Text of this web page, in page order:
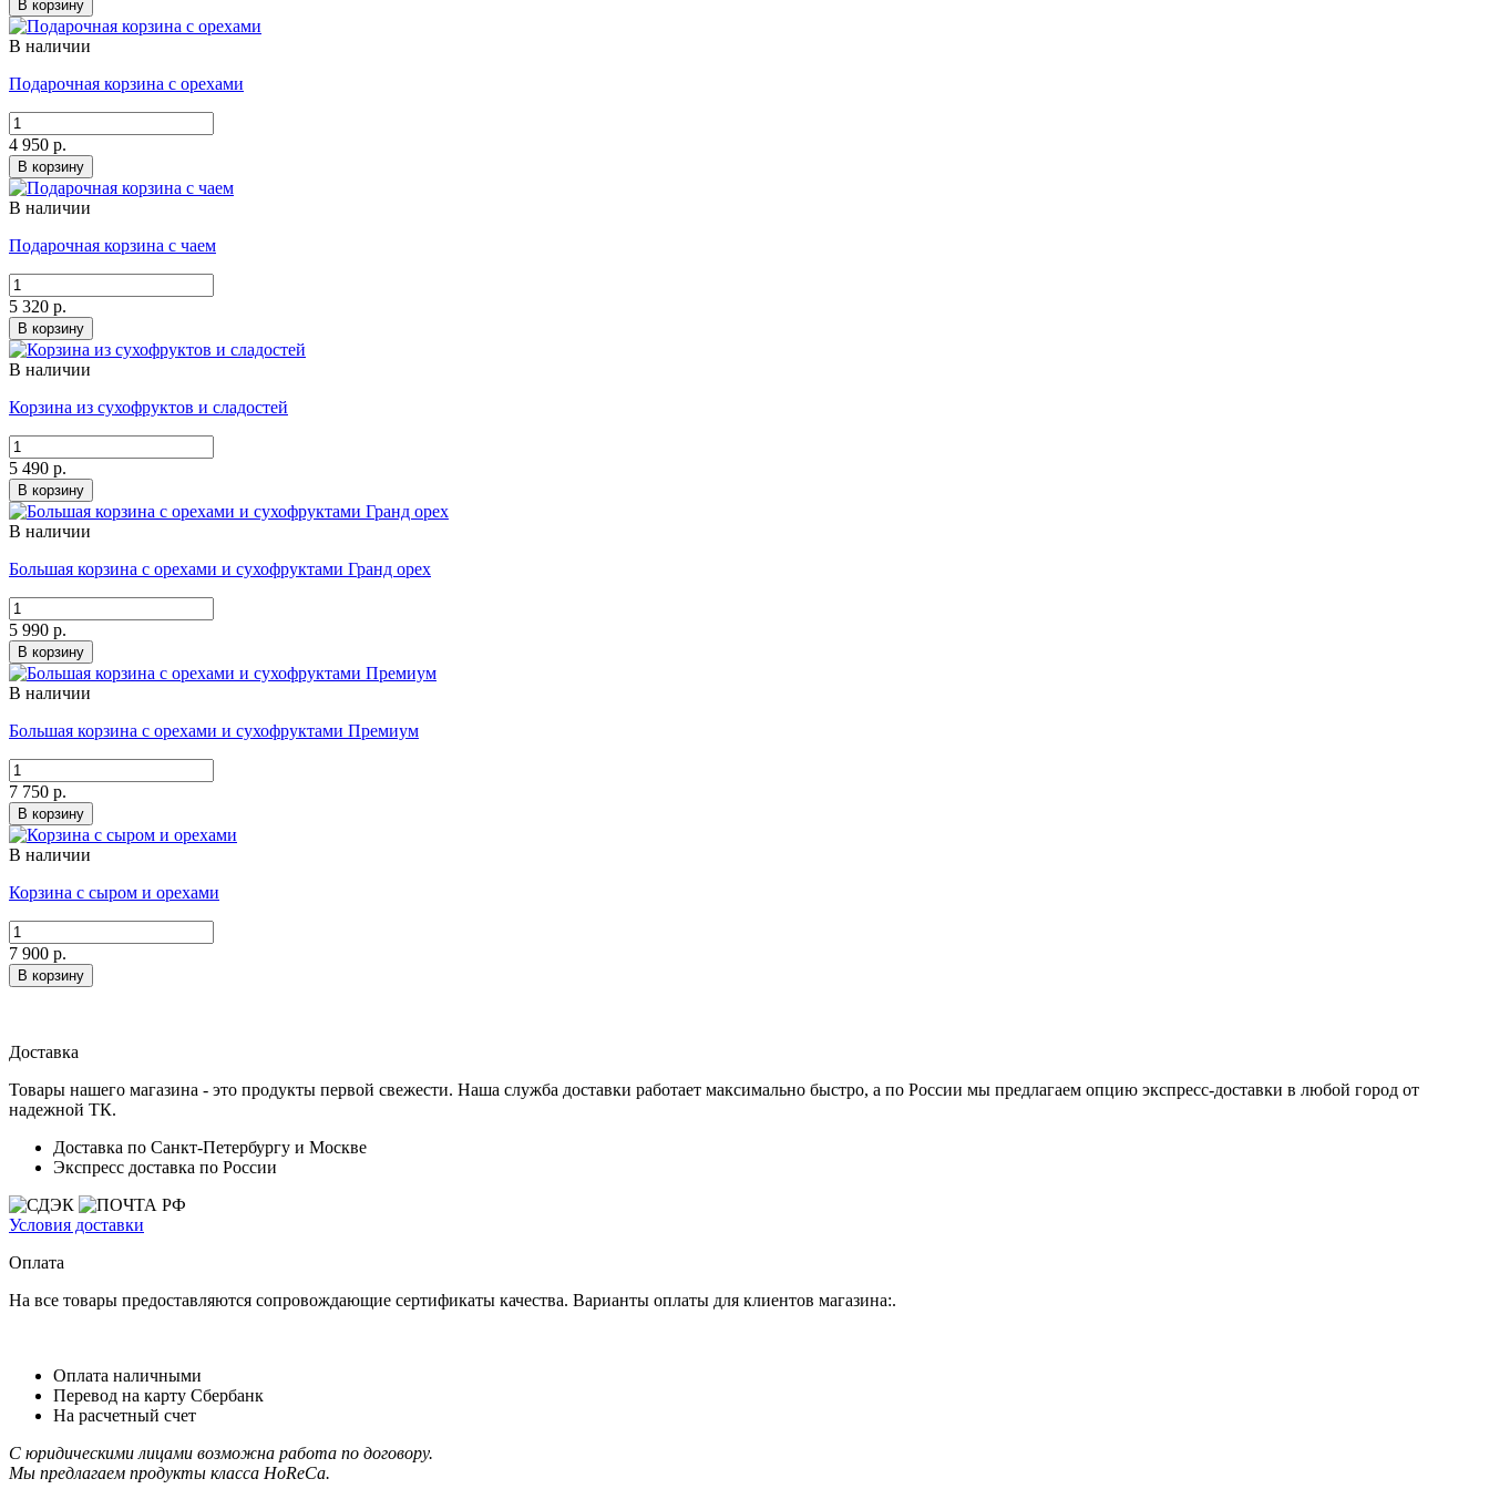
В корзину
В наличии
Подарочная корзина с орехами
4 950 р.
В корзину
В наличии
Подарочная корзина с чаем
5 320 р.
В корзину
В наличии
Корзина из сухофруктов и сладостей
5 490 р.
В корзину
В наличии
Большая корзина с орехами и сухофруктами Гранд орех
5 990 р.
В корзину
В наличии
Большая корзина с орехами и сухофруктами Премиум
7 750 р.
В корзину
В наличии
Корзина с сыром и орехами
7 900 р.
В корзину
Доставка
Товары нашего магазина - это продукты первой свежести. Наша служба доставки работает максимально быстро, а по России мы предлагаем опцию экспресс-доставки в любой город от
надежной ТК.
Доставка по Санкт-Петербургу и Москве
Экспресс доставка по России
Условия доставки
Оплата
На все товары предоставляются сопровождающие сертификаты качества. Варианты оплаты для клиентов магазина:.
Оплата наличными
Перевод на карту Сбербанк
На расчетный счет
С юридическими лицами возможна работа по договору.
Мы предлагаем продукты класса HoReCa.